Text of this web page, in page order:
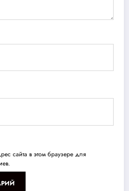
сайта в этом браузере для